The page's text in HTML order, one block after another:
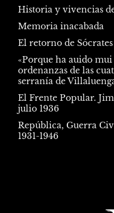
Historia y vivencias
Memoria inacabada
El retorno de Sócrates
«Porque ha auido
ordenanzas de las
serranía de
El Frente Popular.
julio 1936
República, Guerra
1931-1946